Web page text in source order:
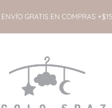
GRATIS EN COMPRAS